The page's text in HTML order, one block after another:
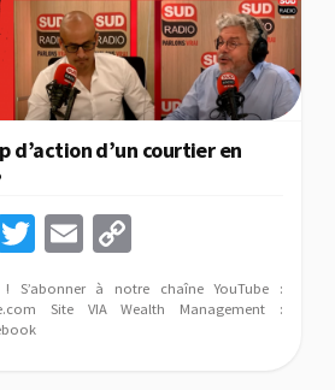
d’action d’un courtier en
n
T
wi
tt
er
E
m
ai
o
p
S’abonner à notre chaîne YouTube :
Site VIA Wealth Management :